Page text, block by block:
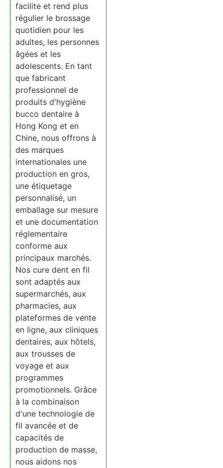
facilite et rend plus
régulier le brossage
quotidien pour les
adultes, les personnes
âgées et les
adolescents. En tant
que fabricant
professionnel de
produits d'hygiène
bucco dentaire à
Hong Kong et en
Chine, nous offrons à
des marques
internationales une
production en gros,
une étiquetage
personnalisé, un
emballage sur mesure
et une documentation
réglementaire
conforme aux
principaux marchés.
Nos cure dent en fil
sont adaptés aux
supermarchés, aux
pharmacies, aux
plateformes de vente
en ligne, aux cliniques
dentaires, aux hôtels,
aux trousses de
voyage et aux
programmes
promotionnels. Grâce
à la combinaison
d'une technologie de
fil avancée et de
capacités de
production de masse,
nous aidons nos